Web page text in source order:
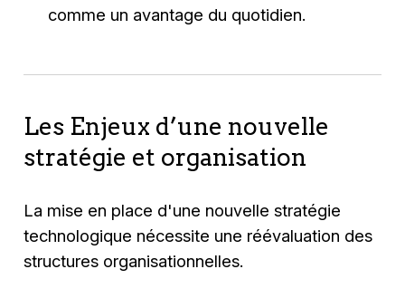
comme un avantage du quotidien.
Les Enjeux d’une nouvelle
stratégie et organisation
La mise en place d'une nouvelle stratégie
technologique nécessite une réévaluation des
structures organisationnelles.